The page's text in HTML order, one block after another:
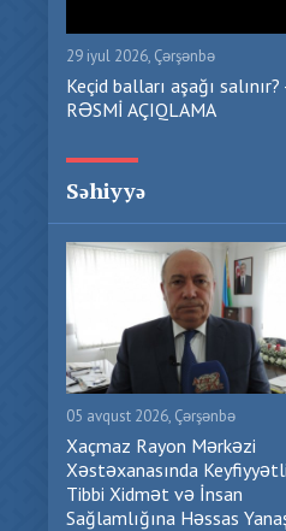
29 iyul 2026, Çərşənbə
Keçid balları aşağı salınır?
RƏSMİ AÇIQLAMA
Səhiyyə
05 avqust 2026, Çərşənbə
Xaçmaz Rayon Mərkəzi
Xəstəxanasında Keyfiyyətli
Tibbi Xidmət və İnsan
Sağlamlığına Həssas